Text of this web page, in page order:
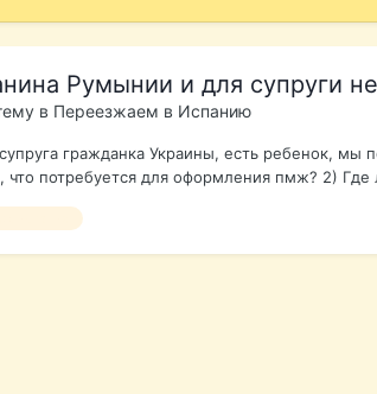
Румынии и для супруги
в Переезжаем в Испанию
гражданка Украины, есть ребенок,
что потребуется для оформления пмж? 2)